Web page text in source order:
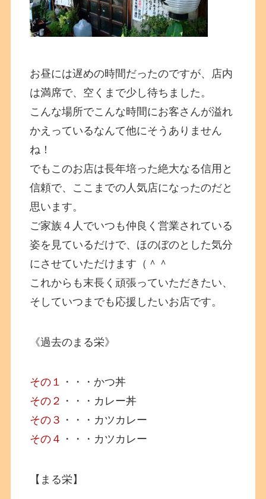
お昼には遅めの時間だったのですが、店内
は満席で、空くまで少し待ちました。
こんな場所でこんな時間にお客さんが溢れ
かえっているなんて他にそうありません
ね！
でもこのお店は長年培った絶大なる信用と
信頼で、ここまでの人気店になったのだと
思います。
ご家族４人でいつも仲良く営業されている
姿を見ているだけで、ほのぼのとした気分
にさせていただけます（＾＾
これからも末長く頑張っていただきたい、
そしていつまでも応援したいお店です。
《過去のまる栄》
その１ ・・・かつ丼
その２ ・・・カレー丼
その３ ・・・カツカレー
その４ ・・・カツカレー
【まる栄】